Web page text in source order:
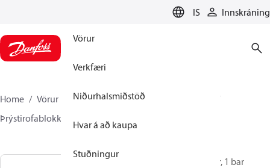
IS Innskráning
Vörur
Verkfæri
Niðurhalsmiðstöð
Hvar á að kaupa
Stuðningur
Home Vörur Climate Solutions kælikerfi
Þrýstirofablokkir
ACB / CCB
ACB, 2 bar, 1 bar